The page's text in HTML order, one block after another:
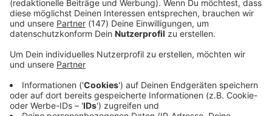
Audiotitel - 90er Party
90er Party
Backstreet Boys, Spice
Girls und alle Dancefloor-
Hits.